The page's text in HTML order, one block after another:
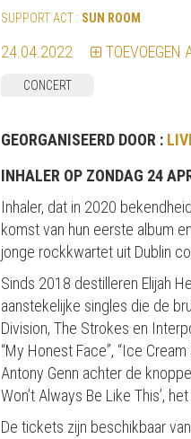
SUPPORT ACT : SUN ROOM
24.04.2022
CONCERT
GEORGANISEERD DOOR :
INHALER OP ZONDAG 24
Inhaler, dat in 2020
komst van hun eerste album
jonge rockkwartet uit Dublin
Sinds 2018 destilleren Elijah
aanstekelijke singles die de
Division, The Strokes en
“My Honest Face”, “Ice
Antony Genn achter de
Won’t Always Be Like This’,
De tickets zijn beschikbaar